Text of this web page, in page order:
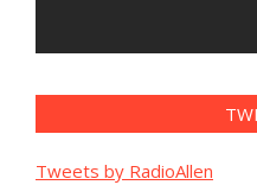
Tweets by RadioAllen